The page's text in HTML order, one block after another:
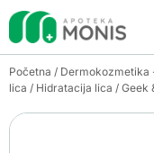
Početna / Dermokozmetika
lica / Hidratacija lica / Geek